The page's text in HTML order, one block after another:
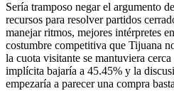
Sería tramposo negar el argumento
recursos para resolver partidos
manejar ritmos, mejores intérpretes
costumbre competitiva que Tijuana
la cuota visitante se mantuviera
implícita bajaría a 45.45% y la
empezaría a parecer una compra